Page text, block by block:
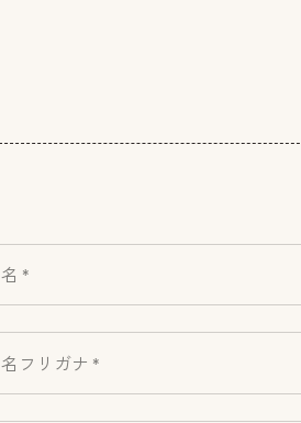
名 *
名フリガナ *